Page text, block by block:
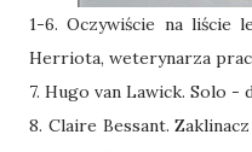
1-6. Oczywiście na liście
Herriota, weterynarza
7. Hugo van Lawick. Solo -
8. Claire Bessant.